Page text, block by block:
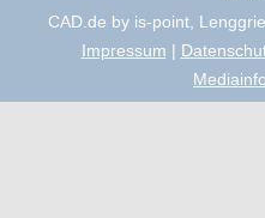
CAD.de by is-point,
Impressum |